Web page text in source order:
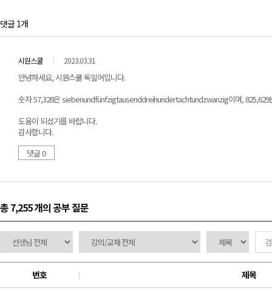
댓글 1개
시원스쿨 2023.03.31
안녕하세요, 시원스쿨 독일어입니다.
숫자 57,328은 siebenundfünfzigtausenddreihundertachtundzwanzig이며,
도움이 되셨기를 바랍니다.
감사합니다.
댓글 0
총 7,255 개의 공부 질문
번호 제목